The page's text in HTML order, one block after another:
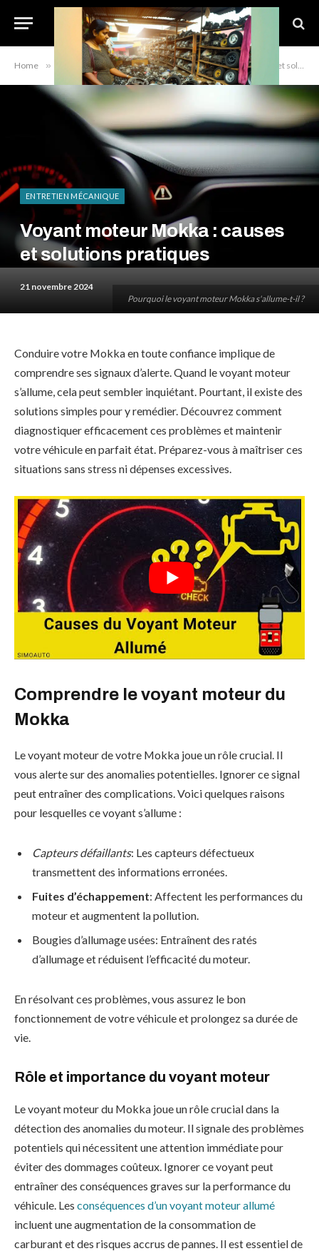
Home » Entretien mécanique » Voyant moteur Mokka : causes et solutions pratiques
Pourquoi le voyant moteur Mokka s'allume-t-il ?
ENTRETIEN MÉCANIQUE
Voyant moteur Mokka : causes
et solutions pratiques
21 novembre 2024
Conduire votre Mokka en toute confiance implique de
comprendre ses signaux d’alerte. Quand le voyant moteur
s’allume, cela peut sembler inquiétant. Pourtant, il existe des
solutions simples pour y remédier. Découvrez comment
diagnostiquer efficacement ces problèmes et maintenir
votre véhicule en parfait état. Préparez-vous à maîtriser ces
situations sans stress ni dépenses excessives.
Comprendre le voyant moteur du
Mokka
Le voyant moteur de votre Mokka joue un rôle crucial. Il
vous alerte sur des anomalies potentielles. Ignorer ce signal
peut entraîner des complications. Voici quelques raisons
pour lesquelles ce voyant s’allume :
Capteurs défaillants: Les capteurs défectueux
transmettent des informations erronées.
Fuites d’échappement: Affectent les performances du
moteur et augmentent la pollution.
Bougies d’allumage usées: Entraînent des ratés
d’allumage et réduisent l’efficacité du moteur.
En résolvant ces problèmes, vous assurez le bon
fonctionnement de votre véhicule et prolongez sa durée de
vie.
Rôle et importance du voyant moteur
Le voyant moteur du Mokka joue un rôle crucial dans la
détection des anomalies du moteur. Il signale des problèmes
potentiels qui nécessitent une attention immédiate pour
éviter des dommages coûteux. Ignorer ce voyant peut
entraîner des conséquences graves sur la performance du
véhicule. Les conséquences d’un voyant moteur allumé
incluent une augmentation de la consommation de
carburant et des risques accrus de pannes. Il est essentiel de